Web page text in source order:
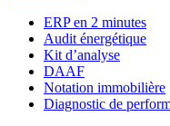
ERP en 2 minutes
Audit énergétique
Kit d’analyse
DAAF
Notation immobilière
Diagnostic de